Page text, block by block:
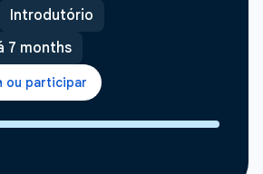
Introdutório
7 months